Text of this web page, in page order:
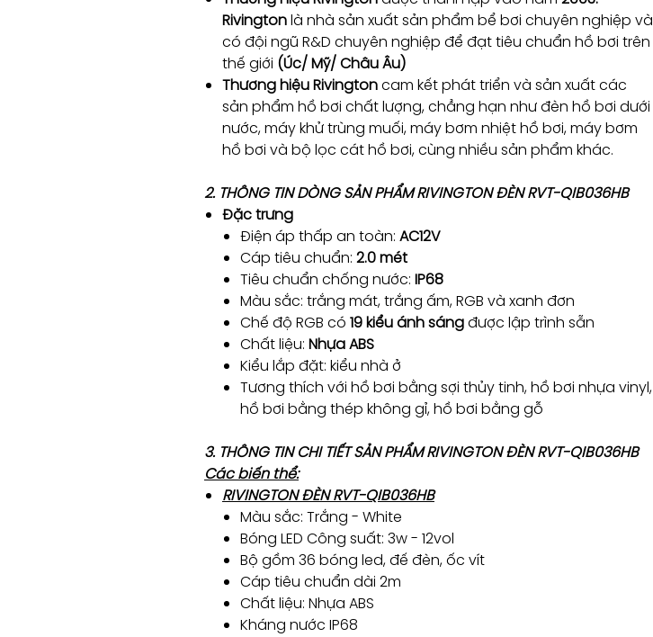
Rivingtonlà nhà sản xuất sản phẩm bể bơi chuyên nghiệp và
có đội ngũ R&D chuyên nghiệp để đạt tiêu chuẩn hồ bơi trên
thế giới (Úc/ Mỹ/ Châu Âu)
Thương hiệu Rivingtoncam kết phát triển và sản xuất các
sản phẩm hồ bơi chất lượng, chẳng hạn như đèn hồ bơi dưới
nước, máy khử trùng muối, máy bơm nhiệt hồ bơi, máy bơm
hồ bơi và bộ lọc cát hồ bơi, cùng nhiều sản phẩm khác.
2. THÔNG TIN DÒNG SẢN PHẨM RIVINGTON ĐÈN RVT-QIB036HB
Đặc trưng
Điện áp thấp an toàn: AC12V
Cáp tiêu chuẩn: 2.0 mét
Tiêu chuẩn chống nước: IP68
Màu sắc: trắng mát, trắng ấm, RGB và xanh đơn
Chế độ RGB có 19 kiểu ánh sángđược lập trình sẵn
Chất liệu: Nhựa ABS
Kiểu lắp đặt: kiểu nhà ở
Tương thích với hồ bơi bằng sợi thủy tinh, hồ bơi nhựa vinyl,
hồ bơi bằng thép không gỉ, hồ bơi bằng gỗ
3. THÔNG TIN CHI TIẾT SẢN PHẨM RIVINGTON ĐÈN RVT-QIB036HB
Các biến thể:
RIVINGTON ĐÈN RVT-QIB036HB
Màu sắc: Trắng - White
Bóng LED Công suất: 3w - 12vol
Bộ gồm 36 bóng led, đế đèn, ốc vít
Cáp tiêu chuẩn dài 2m
Chất liệu: Nhựa ABS
Kháng nước IP68